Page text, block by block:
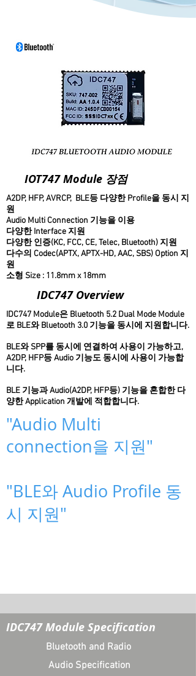
IOT747 Module 장점
A2DP, HFP, AVRCP, BLE등 다양한 Profile을 동시 지
원
Audio Multi Connection 기능을 이용
다양한 Interface 지원
다양한 인증(KC, FCC, CE, Telec, Bluetooth) 지원
다수의 Codec(APTX, APTX-HD, AAC, SBS) Option 지
원
소형 Size : 11.8mm x 18mm
IDC747 Overview
IDC747 Module은 Bluetooth 5.2 Dual Mode Module
로 BLE와 Bluetooth 3.0 기능을 동시에 지원합니다.
BLE와 SPP를 동시에 연결하여 사용이 가능하고,
A2DP, HFP등 Audio 기능도 동시에 사용이 가능합
니다.
BLE 기능과 Audio(A2DP, HFP등) 기능을 혼합한 다
양한 Application 개발에 적합합니다.
"Audio Multi
connection을 지원"
"BLE와 Audio Profile 동
시 지원"
IDC747 Module Specification
Bluetooth and Radio
Audio Specification